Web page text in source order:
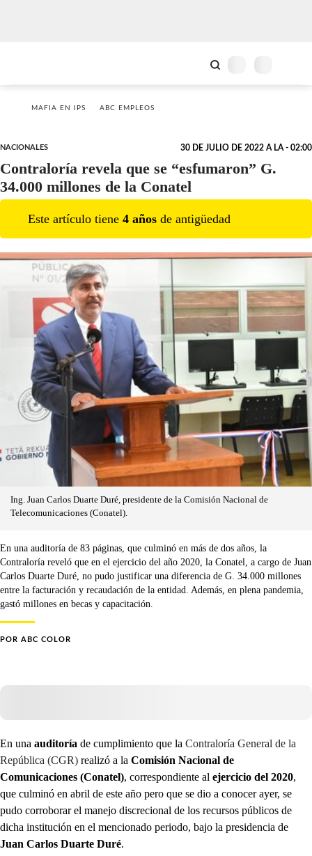
MAFIA EN IPS ABC EMPLEOS
NACIONALES 30 DE JULIO DE 2022 A LA - 02:00
Contraloría revela que se “esfumaron” G.
34.000 millones de la Conatel
Este artículo tiene 4 años de antigüedad
Ing. Juan Carlos Duarte Duré, presidente de la Comisión Nacional de
Telecomunicaciones (Conatel).
En una auditoría de 83 páginas, que culminó en más de dos años, la
Contraloría reveló que en el ejercicio del año 2020, la Conatel, a cargo de Juan
Carlos Duarte Duré, no pudo justificar una diferencia de G. 34.000 millones
entre la facturación y recaudación de la entidad. Además, en plena pandemia,
gastó millones en becas y capacitación.
POR ABC COLOR
En una auditoría de cumplimiento que la Contraloría General de la
República (CGR) realizó a la Comisión Nacional de
Comunicaciones (Conatel), correspondiente al ejercicio del 2020,
que culminó en abril de este año pero que se dio a conocer ayer, se
pudo corroborar el manejo discrecional de los recursos públicos de
dicha institución en el mencionado periodo, bajo la presidencia de
Juan Carlos Duarte Duré.